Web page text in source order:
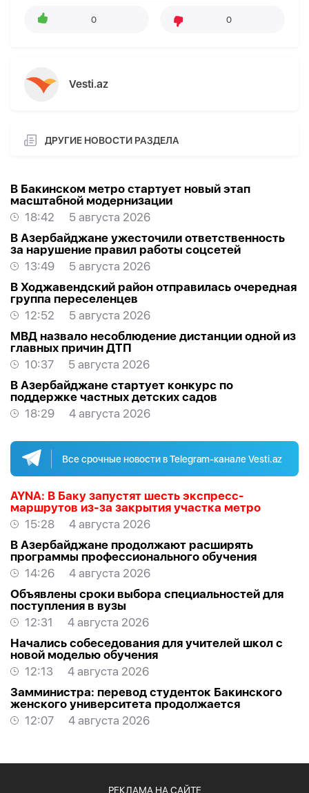
0 0
Vesti.az
ДРУГИЕ НОВОСТИ РАЗДЕЛА
В Бакинском метро стартует новый этап
масштабной модернизации
18:42
5 августа 2026
В Азербайджане ужесточили ответственность
за нарушение правил работы соцсетей
13:49
5 августа 2026
В Ходжавендский район отправилась очередная
группа переселенцев
12:52
5 августа 2026
МВД назвало несоблюдение дистанции одной из
главных причин ДТП
10:37
5 августа 2026
В Азербайджане стартует конкурс по
поддержке частных детских садов
18:29
4 августа 2026
Все срочные новости в Telegram-канале Vesti.az
AYNA: В Баку запустят шесть экспресс-
маршрутов из-за закрытия участка метро
15:28
4 августа 2026
В Азербайджане продолжают расширять
программы профессионального обучения
14:26
4 августа 2026
Объявлены сроки выбора специальностей для
поступления в вузы
12:31
4 августа 2026
Начались собеседования для учителей школ с
новой моделью обучения
12:13
4 августа 2026
Замминистра: перевод студенток Бакинского
женского университета продолжается
12:07
4 августа 2026
РЕКЛАМА НА САЙТЕ